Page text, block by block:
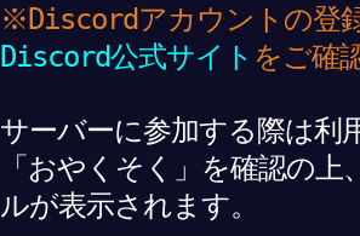
※Discordアカウントの登
Discord公式サイト をご確
サーバーに参加する際は利
「おやくそく」を確認の
ルが表示されます。